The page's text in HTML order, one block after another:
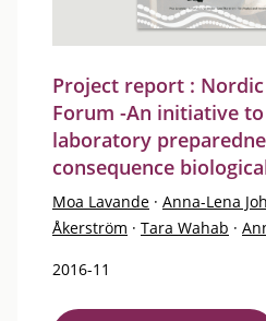
Project report :
Forum -An initiative
laboratory
consequence
Moa Lavande · Anna-Lena
Åkerström · Tara Wahab ·
2016-11